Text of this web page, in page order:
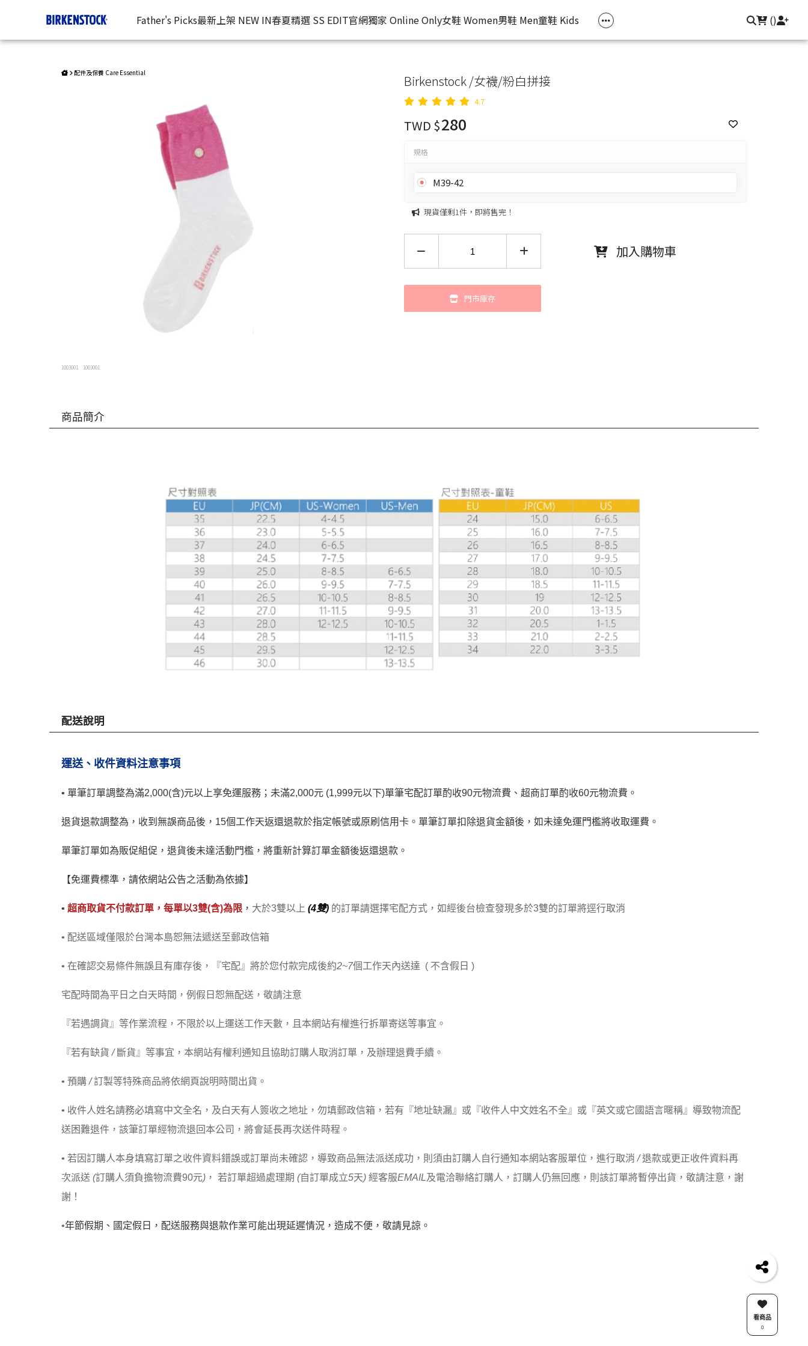
Father's Picks最新上架 NEW IN春夏精選 SS EDIT官網獨家 Online Only女鞋 Women男鞋 Men童鞋 Kids ()
配件及保養 Care Essential
1003001 1003001
Birkenstock /女襪/粉白拼接
4.7
TWD $280
規格
M39-42
現貨僅剩1件，即將售完！
加入購物車
門市庫存
商品簡介
配送說明
運送、收件資料注意事項
• 單筆訂單調整為滿2,000(含)元以上享免運服務；未滿2,000元 (1,999元以下)單筆宅配訂單酌收90元物流費、超商訂單酌收60元物流費。
退貨退款調整為，收到無誤商品後，15個工作天返還退款於指定帳號或原刷信用卡。單筆訂單扣除退貨金額後，如未達免運門檻將收取運費。
單筆訂單如為販促組促，退貨後未達活動門檻，將重新計算訂單金額後返還退款。
【免運費標準，請依網站公告之活動為依據】
• 超商取貨不付款訂單，每單以3雙(含)為限 ， 大於3雙以上 (4雙) 的訂單請選擇宅配方式，如經後台檢查發現多於3雙的訂單將逕行取消
• 配送區域僅限於台灣本島恕無法遞送至郵政信箱
• 在確認交易條件無誤且有庫存後，『宅配』將於您付款完成後約2~7個工作天內送達 ( 不含假日 )
宅配時間為平日之白天時間，例假日恕無配送，敬請注意
『若遇調貨』等作業流程，不限於以上運送工作天數，且本網站有權進行拆單寄送等事宜。
『若有缺貨 / 斷貨』等事宜，本網站有權利通知且協助訂購人取消訂單，及辦理退費手續。
• 預購/訂製等特殊商品將依網頁說明時間出貨。
• 收件人姓名請務必填寫中文全名，及白天有人簽收之地址，勿填郵政信箱，若有『地址缺漏』或『收件人中文姓名不全』或『英文或它國語言暱稱』導致物流配
送困難退件，該筆訂單經物流退回本公司，將會延長再次送件時程。
• 若因訂購人本身填寫訂單之收件資料錯誤或訂單尚未確認，導致商品無法派送成功，則須由訂購人自行通知本網站客服單位，進行取消 /退款或更正收件資料再
次派送 (訂購人須負擔物流費90元) ， 若訂單超過處理期 (自訂單成立5天) 經客服EMAIL及電洽聯絡訂購人，訂購人仍無回應，則該訂單將暫停出貨，敬請注意，謝
謝！
•年節假期、國定假日，配送服務與退款作業可能出現延遲情況，造成不便，敬請見諒。
看商品
0